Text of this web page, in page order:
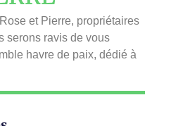
et Pierre, propriétaires
serons ravis de vous
havre de paix, dédié à